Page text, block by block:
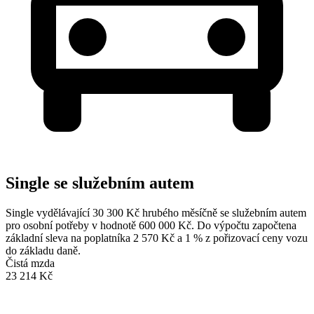
Single se služebním autem
Single vydělávající 30 300 Kč hrubého měsíčně se služebním autem
pro osobní potřeby v hodnotě 600 000 Kč. Do výpočtu započtena
základní sleva na poplatníka 2 570 Kč a 1 % z pořizovací ceny vozu
do základu daně.
Čistá mzda
23 214 Kč